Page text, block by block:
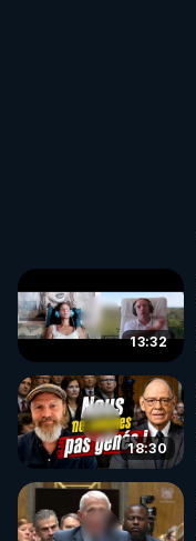
13:32
18:30